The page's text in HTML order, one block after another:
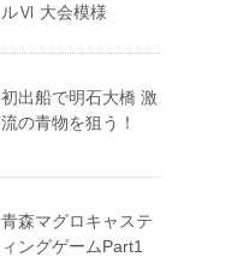
ルⅥ 大会模様
初出船で明石大橋 激
流の青物を狙う！
青森マグロキャステ
ィングゲームPart1